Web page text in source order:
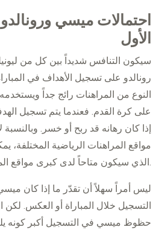
احتمالات ميسي
الأول
سيكون التنافس شديداً بين كل من
رونالدو على تسجيل الأهداف في
النوع من المراهنات رائج جداً
على كرة القدم. فعندما يتم تسجيل
إذا كان رهانه قد ربح أو خسر. وبالنسبة
مواقع المراهنات الرياضية المختلفة،
الذي سيكون متاحاً لدى كبرى مواقع المراهنات الرياضية.
ليس أمراً سهلاً أن تقدّر ما إذا كان
التسجيل خلال المباراة أو العكس. لكن
حظوظ ميسي في التسجيل أكبر كونه